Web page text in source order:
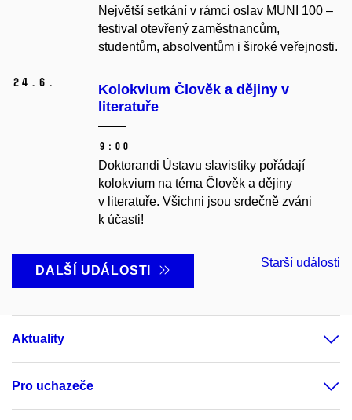
Největší setkání v rámci oslav MUNI 100 –
festival otevřený zaměstnancům,
studentům, absolventům i široké veřejnosti.
24. 6.
Kolokvium Člověk a dějiny v
literatuře
9:00
Doktorandi Ústavu slavistiky pořádají
kolokvium na téma Člověk a dějiny
v literatuře. Všichni jsou srdečně zváni
k účasti!
DALŠÍ UDÁLOSTI
Starší události
Aktuality
Pro uchazeče